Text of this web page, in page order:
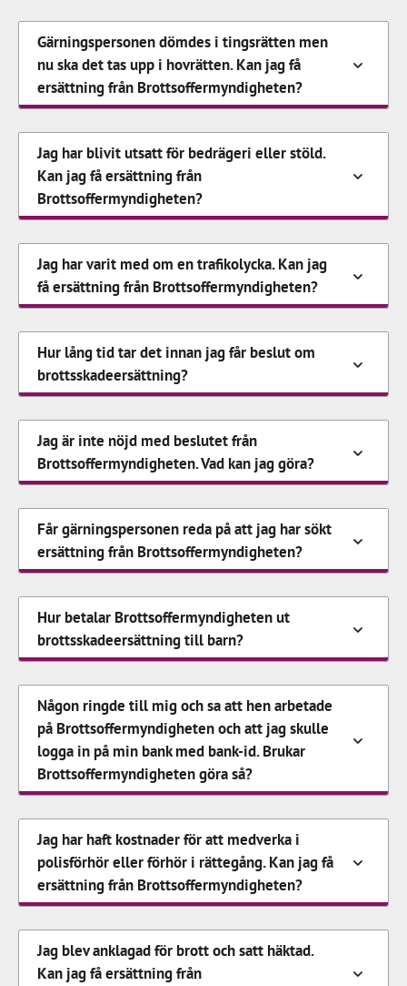
Gärningspersonen dömdes i tingsrätten men
nu ska det tas upp i hovrätten. Kan jag få
ersättning från Brottsoffermyndigheten?
Jag har blivit utsatt för bedrägeri eller stöld.
Kan jag få ersättning från
Brottsoffermyndigheten?
Jag har varit med om en trafikolycka. Kan jag
få ersättning från Brottsoffermyndigheten?
Hur lång tid tar det innan jag får beslut om
brottsskadeersättning?
Jag är inte nöjd med beslutet från
Brottsoffermyndigheten. Vad kan jag göra?
Får gärningspersonen reda på att jag har sökt
ersättning från Brottsoffermyndigheten?
Hur betalar Brottsoffermyndigheten ut
brottsskadeersättning till barn?
Någon ringde till mig och sa att hen arbetade
på Brottsoffermyndigheten och att jag skulle
logga in på min bank med bank-id. Brukar
Brottsoffermyndigheten göra så?
Jag har haft kostnader för att medverka i
polisförhör eller förhör i rättegång. Kan jag få
ersättning från Brottsoffermyndigheten?
Jag blev anklagad för brott och satt häktad.
Kan jag få ersättning från